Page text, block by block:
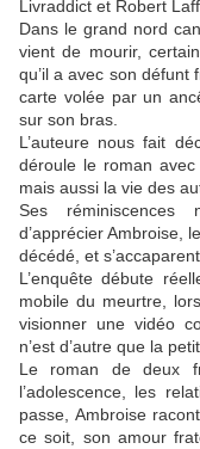
Livraddict et Robert
Dans le grand nord
vient de mourir,
qu’il a avec son défunt
carte volée par un
sur son bras.
L’auteure nous fait
déroule le roman
mais aussi la vie des
Ses réminiscences
d’apprécier Ambroise,
décédé, et
L’enquête débute
mobile du meurtre,
visionner une vidéo
n’est d’autre que la
Le roman de deux
l’adolescence, les
passe, Ambroise
ce soit, son amour